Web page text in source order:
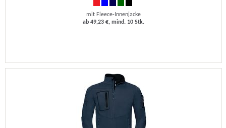
mit Fleece-Innenjacke
ab 49,23 €, mind. 10 Stk.